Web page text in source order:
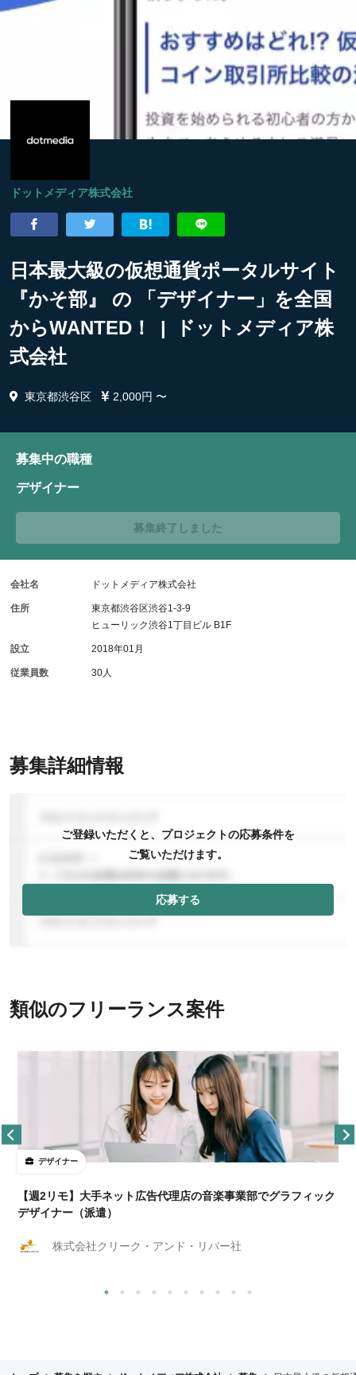
ドットメディア株式会社
日本最大級の仮想通貨ポータルサイト
『かそ部』 の 「デザイナー」を全国
からWANTED！ | ドットメディア株
式会社
東京都渋谷区 2,000円 〜
募集詳細情報
ご登録いただくと、プロジェクトの応募条件を
ご覧いただけます。
応募する
募集中の職種
デザイナー
募集終了しました
会社名 ドットメディア株式会社
住所
東京都渋谷区渋谷1-3-9
ヒューリック渋谷1丁目ビル B1F
設立 2018年01月
従業員数 30人
類似のフリーランス案件
デザイナー
【週2リモ】大手ネット広告代理店の音楽事業部でグラフィック
デザイナー（派遣）
株式会社クリーク・アンド・リバー社